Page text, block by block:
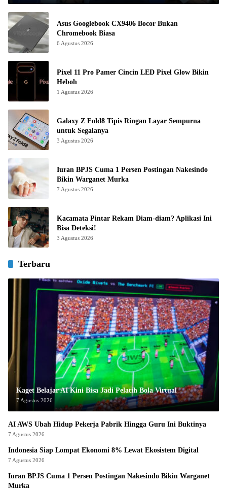
Asus Googlebook CX9406 Bocor Bukan
Chromebook Biasa
6 Agustus 2026
Pixel 11 Pro Pamer Cincin LED Pixel Glow Bikin
Heboh
1 Agustus 2026
Galaxy Z Fold8 Tipis Ringan Layar Sempurna
untuk Segalanya
3 Agustus 2026
Iuran BPJS Cuma 1 Persen Postingan Nakesindo
Bikin Warganet Murka
7 Agustus 2026
Kacamata Pintar Rekam Diam-diam? Aplikasi Ini
Bisa Deteksi!
3 Agustus 2026
Terbaru
Kaget Belajar AI Kini Bisa Jadi Pelatih Bola Virtual
7 Agustus 2026
AI AWS Ubah Hidup Pekerja Pabrik Hingga Guru Ini Buktinya
7 Agustus 2026
Indonesia Siap Lompat Ekonomi 8% Lewat Ekosistem Digital
7 Agustus 2026
Iuran BPJS Cuma 1 Persen Postingan Nakesindo Bikin Warganet
Murka